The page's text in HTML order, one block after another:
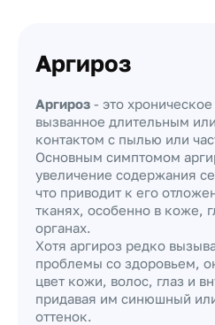
Аргироз
Аргироз - это
вызванное длительным
контактом с пылью или
Основным симптомом
увеличение содержания
что приводит к его
тканях, особенно в коже,
органах.
Хотя аргироз редко
проблемы со здоровьем,
цвет кожи, волос, глаз и
придавая им синюшный
оттенок.